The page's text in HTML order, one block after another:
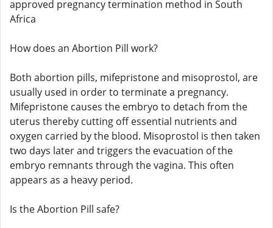
approved pregnancy termination method in South
Africa
How does an Abortion Pill work?
Both abortion pills, mifepristone and misoprostol, are
usually used in order to terminate a pregnancy.
Mifepristone causes the embryo to detach from the
uterus thereby cutting off essential nutrients and
oxygen carried by the blood. Misoprostol is then taken
two days later and triggers the evacuation of the
embryo remnants through the vagina. This often
appears as a heavy period.
Is the Abortion Pill safe?